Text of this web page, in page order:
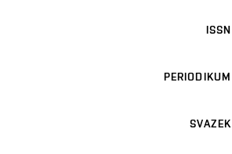
ISSN
PERIODIKUM
SVAZEK